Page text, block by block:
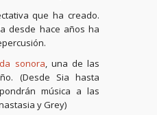
que ha creado.
desde hace años ha
sonora, una de las
(Desde Sia hasta
música a las
y Grey)